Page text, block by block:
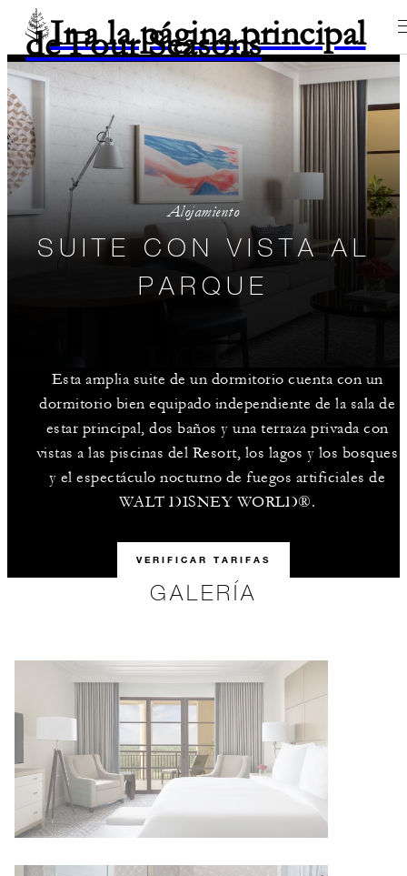
Ir a la página principal
de Four Seasons
Alojamiento
SUITE CON VISTA AL
PARQUE
Esta amplia suite de un dormitorio cuenta con un
dormitorio bien equipado independiente de la sala de
estar principal, dos baños y una terraza privada con
vistas a las piscinas del Resort, los lagos y los bosques
y el espectáculo nocturno de fuegos artificiales de
WALT DISNEY WORLD®.
VERIFICAR TARIFAS
GALERÍA